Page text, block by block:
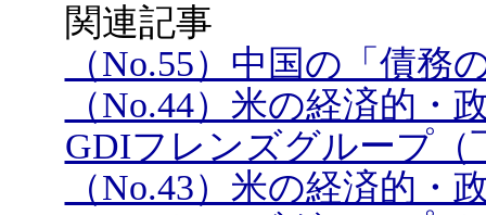
関連記事
（No.55）中国の「債
（No.44）米の経済的
GDIフレンズグループ（
（No.43）米の経済的